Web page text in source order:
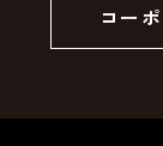
SSLサーバ
コー